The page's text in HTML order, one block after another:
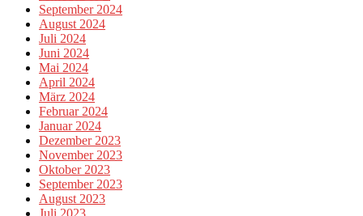
September 2024
August 2024
Juli 2024
Juni 2024
Mai 2024
April 2024
März 2024
Februar 2024
Januar 2024
Dezember 2023
November 2023
Oktober 2023
September 2023
August 2023